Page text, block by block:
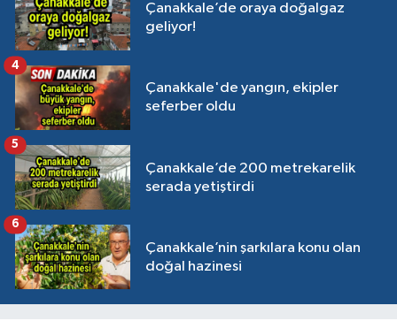
Çanakkale’de oraya doğalgaz
geliyor!
Çanakkale'de yangın, ekipler
seferber oldu
4
Çanakkale’de 200 metrekarelik
serada yetiştirdi
5
Çanakkale’nin şarkılara konu olan
doğal hazinesi
6